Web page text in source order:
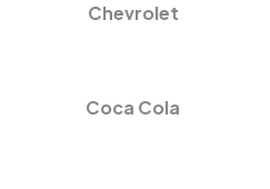
Chevrolet
Coca Cola